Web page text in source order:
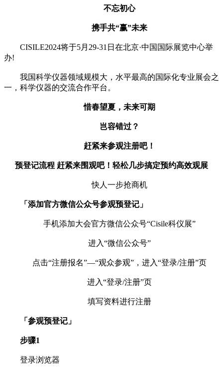
不忘初心
携手共“赢”未来
CISILE2024将于5月29-31日在北京·中国国际展览中心举
办!
我国科学仪器领域规模大，水平最高的国际化专业展会之
一，科学仪器的交流合作平台。
惜春望夏，未来可期
岂容错过？
赶紧来参观注册吧！
预登记流程 赶紧来围观吧！轻松几步搞定预约高效观展
快人一步抢商机
「添加官方微信公众号参观预登记」
手机添加大会官方微信公众号“Cisile科仪展”
进入“微信公众号”
点击“注册报名”—“观众参观”，进入“登录/注册”页
进入“登录/注册”页
填写资料进行注册
「 参观预登记」
步骤1
登录浏览器